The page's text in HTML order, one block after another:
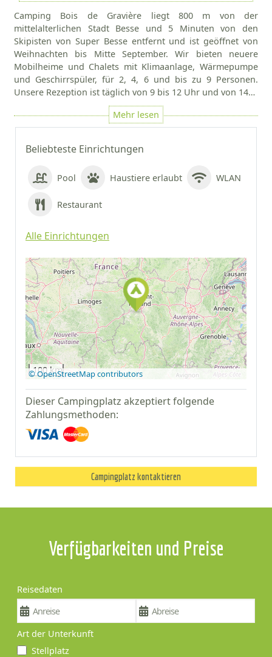
Beliebteste Einrichtungen
Pool Haustiere erlaubt WLAN
Restaurant
Alle Einrichtungen
Auf Google Maps
anzeigen
100 km
© OpenStreetMap contributors
Dieser Campingplatz akzeptiert folgende
Zahlungsmethoden:
Campingplatz kontaktieren
Camping Bois de Gravière liegt 800 m von der
mittelalterlichen Stadt Besse und 5 Minuten von den
Skipisten von Super Besse entfernt und ist geöffnet von
Weihnachten bis Mitte September. Wir bieten neuere
Mobilheime und Chalets mit Klimaanlage, Wärmepumpe
und Geschirrspüler, für 2, 4, 6 und bis zu 9 Personen.
Unsere Rezeption ist täglich von 9 bis 12 Uhr und von 14…
Verfügbarkeiten und Preise
Reisedaten
Art der Unterkunft
Stellplatz